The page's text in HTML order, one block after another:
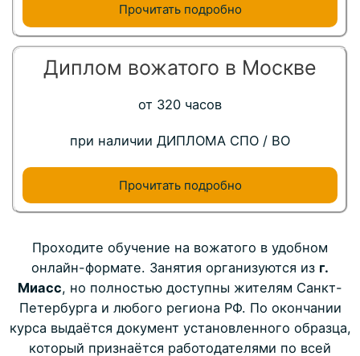
Прочитать подробно
Диплом вожатого в Москве
от 320 часов
при наличии ДИПЛОМА СПО / ВО
Прочитать подробно
Проходите обучение на вожатого в удобном
онлайн-формате. Занятия организуются из г.
Миасс, но полностью доступны жителям Санкт-
Петербурга и любого региона РФ. По окончании
курса выдаётся документ установленного образца,
который признаётся работодателями по всей